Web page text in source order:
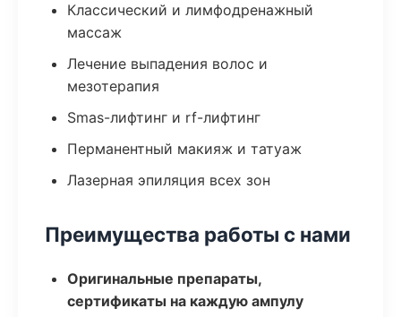
Классический и лимфодренажный
массаж
Лечение выпадения волос и
мезотерапия
Smas-лифтинг и rf-лифтинг
Перманентный макияж и татуаж
Лазерная эпиляция всех зон
Преимущества работы с нами
Оригинальные препараты,
сертификаты на каждую ампулу